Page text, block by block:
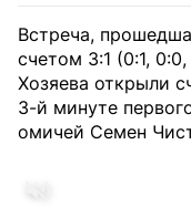
Встреча,
счетом 3:1 (0:1,
Хозяева открыли
3-й минуте
омичей Семен